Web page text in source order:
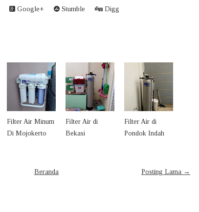
Google+ Stumble Digg
Filter Air Minum
Di Mojokerto
Filter Air di
Bekasi
Filter Air di
Pondok Indah
Posting Lama →
Beranda